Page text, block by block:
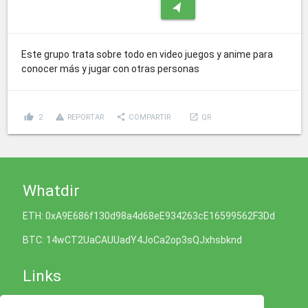
navigation
Este grupo trata sobre todo en video juegos y anime para
conocer más y jugar con otras personas
thumb_up 2 report_problem REPORTAR share COMPARTIR launch QR
Whatdir
ETH: 0xA9E686f130d98a4d68eE934263cE16599562F3Dd
BTC: 14wCT2UaCAUUadY4JoCa2op3sQJxhsbknd
Links